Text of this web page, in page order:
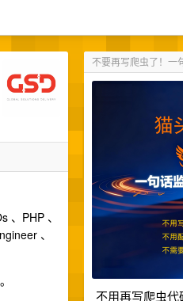
不要再写爬虫了！一
不用再写爬虫
、PHP 、
、